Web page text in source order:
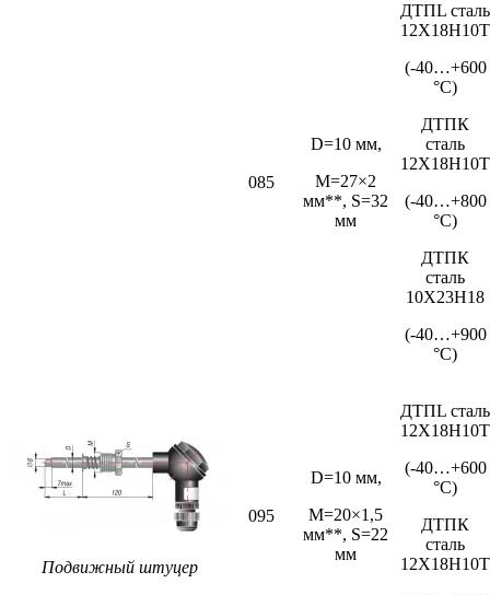
085
D=10 мм,
M=27×2
мм**, S=32
мм
ДТПL сталь
12Х18Н10Т
(-40…+600
°С)
ДТПК
сталь
12Х18Н10Т
(-40…+800
°С)
ДТПК
сталь
10Х23Н18
(-40…+900
°С)
Подвижный штуцер
095
D=10 мм,
M=20×1,5
мм**, S=22
мм
ДТПL сталь
12Х18Н10Т
(-40…+600
°С)
ДТПК
сталь
12Х18Н10Т